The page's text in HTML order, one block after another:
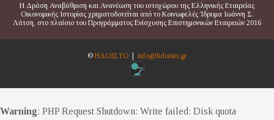
Η Δράση Αναβάθμιση και Ανανέωση του ιστοχώρου της Ελληνικής Εταιρείας
Οικονομικής Ιστορίας χρηματοδοτείται από το Κοινωφελές Ίδρυμα Ιωάννη Σ.
Λάτση, στο πλαίσιο του Προγράμματος Ενίσχυσης Επιστημονικών Εταιρειών 2016
© ΗΔΟΙΣΤΟ | info@hdoisto.gr
Warning: PHP Request Shutdown: Write failed: Disk quota